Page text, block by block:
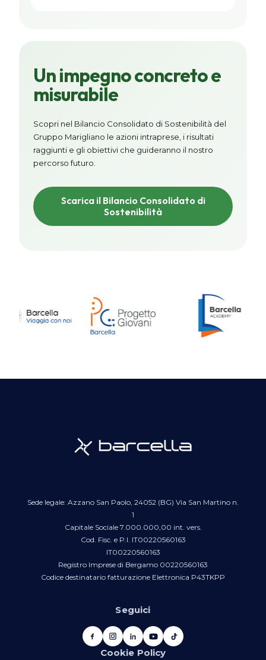
Un impegno concreto e
misurabile
Scopri nel Bilancio Consolidato di Sostenibilità del
Gruppo Marigliano le azioni intraprese, i risultati
raggiunti e gli obiettivi che guideranno il nostro
percorso futuro.
Scarica il Bilancio Consolidato di
Sostenibilità
Sede legale: Azzano San Paolo, 24052 (BG) Via San Martino n.
1
Capitale Sociale 7.000.000,00 int. vers.
Cod. Fisc. e P.I. IT00220560163
IT00220560163
Registro Imprese di Bergamo 00220560163
Codice destinatario fatturazione Elettronica P43TKPP
Seguici
Cookie Policy